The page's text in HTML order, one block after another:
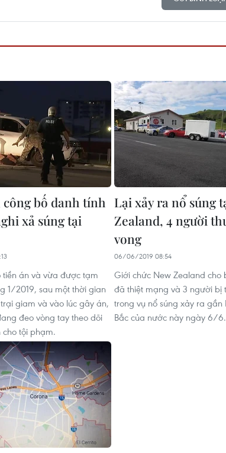
công bố danh tính
xả súng tại
tiền án và vừa được tạm
1/2019, sau một thời gian
giam và vào lúc gây án,
đeo vòng tay theo dõi
tội phạm.
Lại xảy ra nổ súng
Zealand, 4 người
vong
06/06/2019 08:54
Giới chức New Zealand cho
đã thiệt mạng và 3 người bị
trong vụ nổ súng xảy ra
Bắc của nước này ngày 6/6.